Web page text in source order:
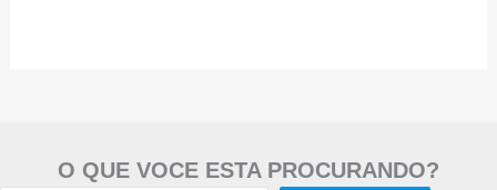
O QUE VOCE ESTA PROCURANDO?